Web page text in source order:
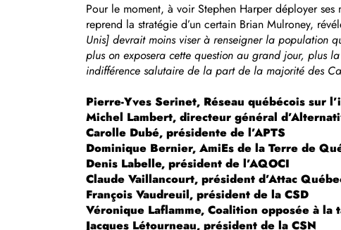
Pour le moment, à voir Stephen Harper déployer
reprend la stratégie d’un certain Brian Mulroney,
Unis] devrait moins viser à renseigner la population
plus on exposera cette question au grand jour, plus
indifférence salutaire de la part de la majorité des
Pierre-Yves Serinet, Réseau québécois sur
Michel Lambert, directeur général
Carolle Dubé, présidente de l’APTS
Dominique Bernier, AmiEs de la Terre de
Denis Labelle, président de l’AQOCI
Claude Vaillancourt, président d’Attac
François Vaudreuil, président de la CSD
Véronique Laflamme, Coalition opposée à
Jacques Létourneau, président de la CSN